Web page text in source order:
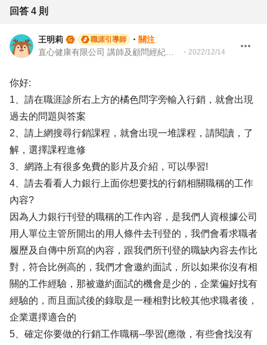
回答 4 則
王明莉 職涯引導師 ・ 關注
・ 2022/12/14
你好:
1、請在職涯診所右上方的橘色問字旁輸入行銷，就會出現
過去的問題與答案
2、請上網搜尋行銷課程，就會出現一堆課程，請閱讀，了
解，選擇課程進修
3、網路上有很多免費的影片及介紹，可以學習!
4、請去看看人力銀行上面你想要找的行銷相關職稱的工作
內容?
因為人力銀行刊登的職稱的工作內容，是我們人資根據公司
用人單位主管所開出的用人條件去刊登的，我們會看求職者
履歷及自傳中所寫的內容，跟我們所刊登的職缺內容去作比
對，符合比例高的，我們才會邀約面試，所以如果你沒有相
關的工作經驗，那被邀約面試的機會是少的，企業偏好找有
經驗的，而且面試後的錄取是一種相對比較其他求職者後，
企業選擇適合的
5、確定你要做的行銷工作職稱--學習(應徵，有些會找沒有